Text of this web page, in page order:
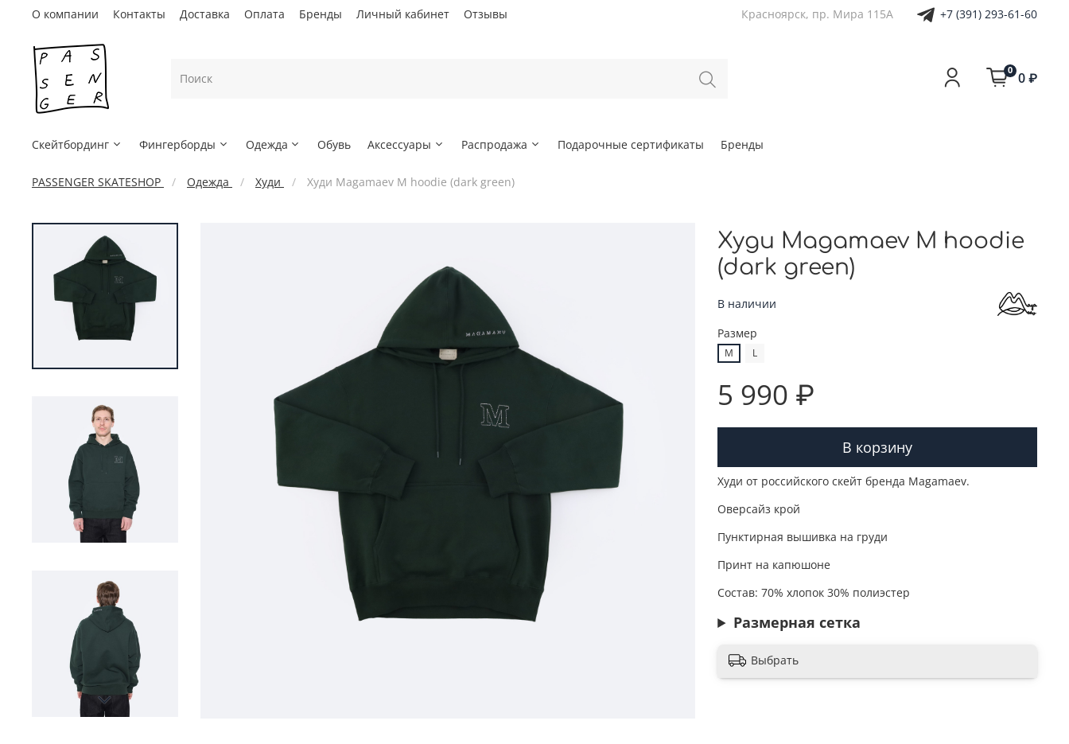
О компании Контакты Доставка Оплата Бренды Личный кабинет Отзывы Красноярск, пр. Мира 115А +7 (391) 293-61-60
0 0 ₽
Скейтбординг Фингерборды Одежда Обувь Аксессуары Распродажа Подарочные сертификаты Бренды
PASSENGER SKATESHOP Одежда Худи Худи Magamaev M hoodie (dark green)
Худи Magamaev M hoodie
(dark green)
В наличии
Размер
M L
5 990 ₽
В корзину
Худи от российского скейт бренда Magamaev.
Оверсайз крой
Пунктирная вышивка на груди
Принт на капюшоне
Состав: 70% хлопок 30% полиэстер
Размерная сетка
Выбрать